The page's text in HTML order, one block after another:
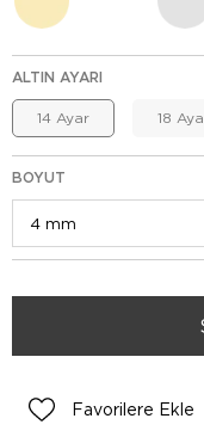
ALTIN AYARI
14 Ayar 18
BOYUT
Favorilere Ekle